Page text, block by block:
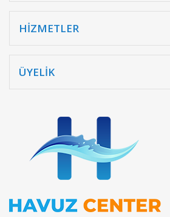
HİZMETLER
ÜYELİK